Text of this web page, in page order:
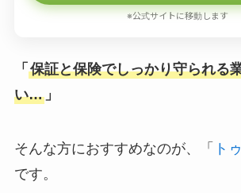
※公式サイトに移動します
「 保証と保険でしっかり守られる
い…」
そんな方におすすめなのが、「 ト
です。